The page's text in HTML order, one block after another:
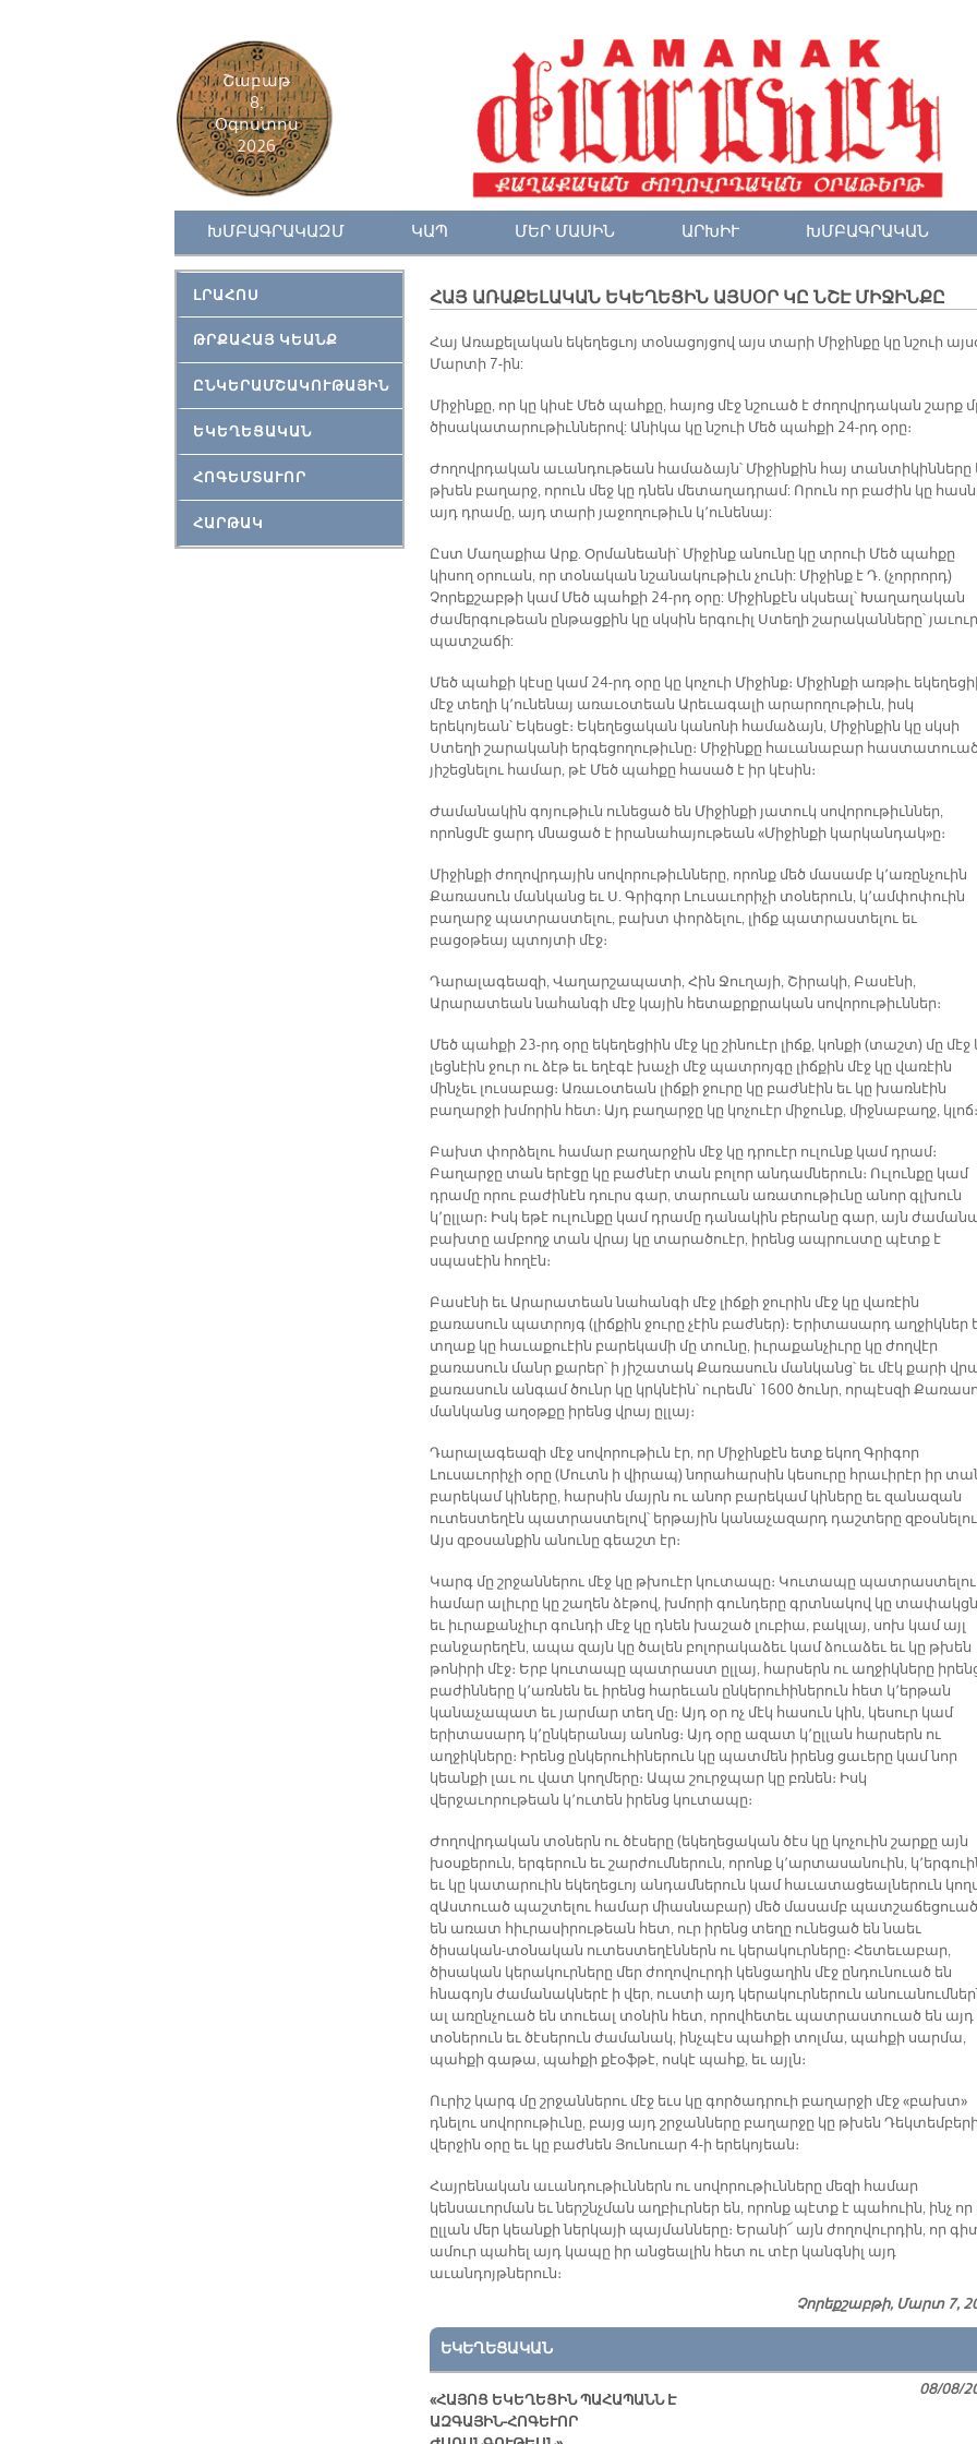
Շաբաթ
8,
Օգոստոս
2026
ԽՄԲԱԳՐԱԿԱԶՄ ԿԱՊ ՄԵՐ ՄԱՍԻՆ ԱՐԽԻՒ ԽՄԲԱԳՐԱԿԱՆ
ԼՐԱՀՈՍ
ԹՐՔԱՀԱՅ ԿԵԱՆՔ
ԸՆԿԵՐԱՄՇԱԿՈՒԹԱՅԻՆ
ԵԿԵՂԵՑԱԿԱՆ
ՀՈԳԵՄՏԱՒՈՐ
ՀԱՐԹԱԿ
ՀԱՅ ԱՌԱՔԵԼԱԿԱՆ ԵԿԵՂԵՑԻՆ ԱՅՍՕՐ ԿԸ ՆՇԷ ՄԻՋԻՆՔԸ
Հայ Առաքելական եկեղեցւոյ տօնացոյցով այս տարի Միջինքը կը նշուի
Մարտի 7-ին:
Միջինքը, որ կը կիսէ Մեծ պահքը, հայոց մէջ նշուած է ժողովրդական շարք
ծիսակատարութիւններով: Անիկա կը նշուի Մեծ պահքի 24-րդ օրը։
Ժողովրդական աւանդութեան համաձայն՝ Միջինքին հայ տանտիկինները
թխեն բաղարջ, որուն մեջ կը դնեն մետաղադրամ: Որուն որ բաժին կը
այդ դրամը, այդ տարի յաջողութիւն կ՚ունենայ:
Ըստ Մաղաքիա Արք. Օրմանեանի՝ Միջինք անունը կը տրուի Մեծ պահքը
կիսող օրուան, որ տօնական նշանակութիւն չունի: Միջինք է Դ. (չորրորդ)
Չորեքշաբթի կամ Մեծ պահքի 24-րդ օրը: Միջինքէն սկսեալ՝ Խաղաղական
ժամերգութեան ընթացքին կը սկսին երգուիլ Ստեղի շարականները՝ յաւուր
պատշաճի:
Մեծ պահքի կէսը կամ 24-րդ օրը կը կոչուի Միջինք։ Միջինքի առթիւ
մէջ տեղի կ՚ունենայ առաւօտեան Արեւագալի արարողութիւն, իսկ
երեկոյեան՝ Եկեսցէ։ Եկեղեցական կանոնի համաձայն, Միջինքին կը սկսի
Ստեղի շարականի երգեցողութիւնը։ Միջինքը հաւանաբար
յիշեցնելու համար, թէ Մեծ պահքը հասած է իր կէսին։
Ժամանակին գոյութիւն ունեցած են Միջինքի յատուկ սովորութիւններ,
որոնցմէ ցարդ մնացած է իրանահայութեան «Միջինքի կարկանդակ»ը։
Միջինքի ժողովրդային սովորութիւնները, որոնք մեծ մասամբ կ՚առընչուին
Քառասուն մանկանց եւ Ս. Գրիգոր Լուսաւորիչի տօներուն, կ՚ամփոփուին
բաղարջ պատրաստելու, բախտ փորձելու, լիճք պատրաստելու եւ
բացօթեայ պտոյտի մէջ։
Դարալագեազի, Վաղարշապատի, Հին Ջուղայի, Շիրակի, Բասէնի,
Արարատեան նահանգի մէջ կային հետաքրքրական սովորութիւններ։
Մեծ պահքի 23-րդ օրը եկեղեցիին մէջ կը շինուէր լիճք, կոնքի (տաշտ) մը մէջ
լեցնէին ջուր ու ձէթ եւ եղէգէ խաչի մէջ պատրոյգը լիճքին մէջ կը վառէին
մինչեւ լուսաբաց։ Առաւօտեան լիճքի ջուրը կը բաժնէին եւ կը խառնէին
բաղարջի խմորին հետ։ Այդ բաղարջը կը կոչուէր միջունք, միջնաբաղջ, կլոճ։
Բախտ փորձելու համար բաղարջին մէջ կը դրուէր ուլունք կամ դրամ։
Բաղարջը տան երէցը կը բաժնէր տան բոլոր անդամներուն։ Ուլունքը կամ
դրամը որու բաժինէն դուրս գար, տարուան առատութիւնը անոր գլխուն
կ՚ըլլար։ Իսկ եթէ ուլունքը կամ դրամը դանակին բերանը գար, այն
բախտը ամբողջ տան վրայ կը տարածուէր, իրենց ապրուստը պէտք է
սպասէին հողէն։
Բասէնի եւ Արարատեան նահանգի մէջ լիճքի ջուրին մէջ կը վառէին
քառասուն պատրոյգ (լիճքին ջուրը չէին բաժներ)։ Երիտասարդ աղջիկներ
տղաք կը հաւաքուէին բարեկամի մը տունը, իւրաքանչիւրը կը ժողվէր
քառասուն մանր քարեր՝ ի յիշատակ Քառասուն մանկանց՝ եւ մէկ քարի
քառասուն անգամ ծունր կը կրկնէին՝ ուրեմն՝ 1600 ծունր, որպէսզի
մանկանց աղօթքը իրենց վրայ ըլլայ։
Դարալագեազի մէջ սովորութիւն էր, որ Միջինքէն ետք եկող Գրիգոր
Լուսաւորիչի օրը (Մուտն ի վիրապ) նորահարսին կեսուրը հրաւիրէր իր
բարեկամ կիները, հարսին մայրն ու անոր բարեկամ կիները եւ զանազան
ուտեստեղէն պատրաստելով՝ երթային կանաչազարդ դաշտերը
Այս զբօսանքին անունը գեաշտ էր։
Կարգ մը շրջաններու մէջ կը թխուէր կուտապը։ Կուտապը պատրաստելու
համար ալիւրը կը շաղեն ձէթով, խմորի գունդերը գրտնակով կը
եւ իւրաքանչիւր գունդի մէջ կը դնեն խաշած լուբիա, բակլայ, սոխ կամ այլ
բանջարեղէն, ապա զայն կը ծալեն բոլորակաձեւ կամ ձուաձեւ եւ կը թխեն
թոնիրի մէջ։ Երբ կուտապը պատրաստ ըլլայ, հարսերն ու աղջիկները
բաժինները կ՚առնեն եւ իրենց հարեւան ընկերուհիներուն հետ կ՚երթան
կանաչապատ եւ յարմար տեղ մը։ Այդ օր ոչ մէկ հասուն կին, կեսուր կամ
երիտասարդ կ՚ընկերանայ անոնց։ Այդ օրը ազատ կ՚ըլլան հարսերն ու
աղջիկները։ Իրենց ընկերուհիներուն կը պատմեն իրենց ցաւերը կամ նոր
կեանքի լաւ ու վատ կողմերը։ Ապա շուրջպար կը բռնեն։ Իսկ
վերջաւորութեան կ՚ուտեն իրենց կուտապը։
Ժողովրդական տօներն ու ծէսերը (եկեղեցական ծէս կը կոչուին շարքը այն
խօսքերուն, երգերուն եւ շարժումներուն, որոնք կ՚արտասանուին,
եւ կը կատարուին եկեղեցւոյ անդամներուն կամ հաւատացեալներուն
զԱստուած պաշտելու համար միասնաբար) մեծ մասամբ պատշաճեցուած
են առատ հիւրասիրութեան հետ, ուր իրենց տեղը ունեցած են նաեւ
ծիսական-տօնական ուտեստեղէններն ու կերակուրները։ Հետեւաբար,
ծիսական կերակուրները մեր ժողովուրդի կենցաղին մէջ ընդունուած են
հնագոյն ժամանակներէ ի վեր, ուստի այդ կերակուրներուն
ալ առընչուած են տուեալ տօնին հետ, որովհետեւ պատրաստուած են այդ
տօներուն եւ ծէսերուն ժամանակ, ինչպէս պահքի տոլմա, պահքի սարմա,
պահքի գաթա, պահքի քէօֆթէ, ոսկէ պահք, եւ այլն։
Ուրիշ կարգ մը շրջաններու մէջ եւս կը գործադրուի բաղարջի մէջ «բախտ»
դնելու սովորութիւնը, բայց այդ շրջանները բաղարջը կը թխեն Դեկտեմբերի
վերջին օրը եւ կը բաժնեն Յունուար 4-ի երեկոյեան։
Հայրենական աւանդութիւններն ու սովորութիւնները մեզի համար
կենսաւորման եւ ներշնչման աղբիւրներ են, որոնք պէտք է պահուին, ինչ որ
ըլլան մեր կեանքի ներկայի պայմանները։ Երանի՜ այն ժողովուրդին, որ
ամուր պահել այդ կապը իր անցեալին հետ ու տէր կանգնիլ այդ
աւանդոյթներուն։
Չորեքշաբթի, Մարտ 7,
ԵԿԵՂԵՑԱԿԱՆ
«ՀԱՅՈՑ ԵԿԵՂԵՑԻՆ ՊԱՀԱՊԱՆՆ Է
ԱԶԳԱՅԻՆ-ՀՈԳԵՒՈՐ
08/08/